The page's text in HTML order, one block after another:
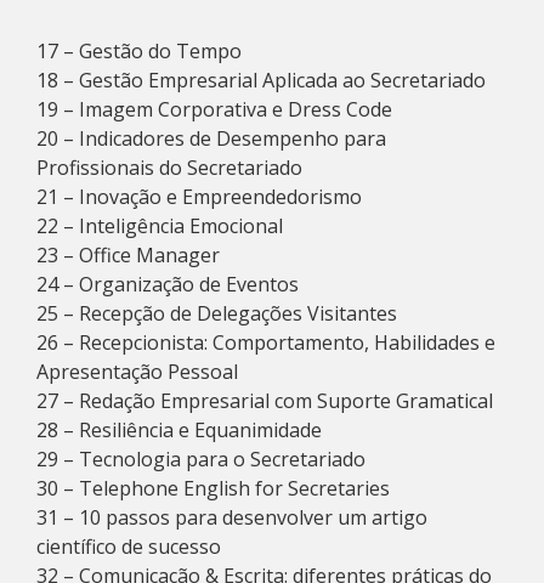
17 – Gestão do Tempo
18 – Gestão Empresarial Aplicada ao Secretariado
19 – Imagem Corporativa e Dress Code
20 – Indicadores de Desempenho para
Profissionais do Secretariado
21 – Inovação e Empreendedorismo
22 – Inteligência Emocional
23 – Office Manager
24 – Organização de Eventos
25 – Recepção de Delegações Visitantes
26 – Recepcionista: Comportamento, Habilidades e
Apresentação Pessoal
27 – Redação Empresarial com Suporte Gramatical
28 – Resiliência e Equanimidade
29 – Tecnologia para o Secretariado
30 – Telephone English for Secretaries
31 – 10 passos para desenvolver um artigo
científico de sucesso
32 – Comunicação & Escrita: diferentes práticas do